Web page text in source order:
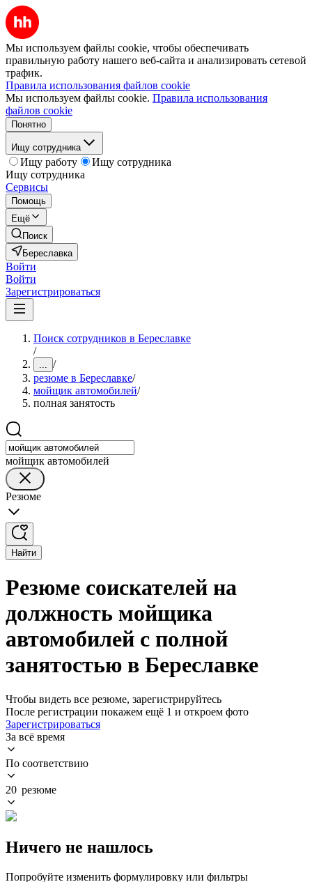
Мы используем файлы cookie, чтобы обеспечивать
правильную работу нашего веб-сайта и анализировать сетевой
трафик.
Правила использования файлов cookie
Мы используем файлы cookie. Правила использования
файлов cookie
Понятно
Ищу сотрудника
Ищу работу
Ищу сотрудника
Ищу сотрудника
Сервисы
Помощь
Ещё
Поиск
Береславка
Войти
Войти
Зарегистрироваться
Поиск сотрудников в Береславке
/
... /
резюме в Береславке/
мойщик автомобилей/
полная занятость
мойщик автомобилей
Резюме
Найти
Резюме соискателей на
должность мойщика
автомобилей с полной
занятостью в Береславке
Чтобы видеть все резюме, зарегистрируйтесь
После регистрации покажем ещё 1 и откроем фото
Зарегистрироваться
За всё время
По соответствию
20 резюме
Ничего не нашлось
Попробуйте изменить формулировку или фильтры